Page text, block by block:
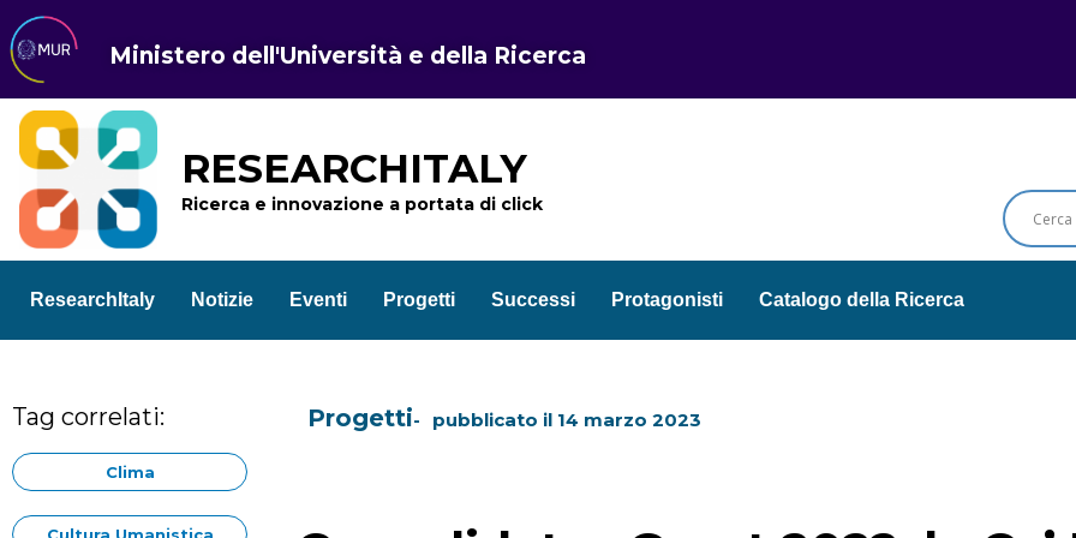
Ministero dell'Università e della Ricerca
RESEARCHITALY
Ricerca e innovazione a portata di click
ResearchItaly Notizie Eventi Progetti Successi Protagonisti Catalogo della Ricerca
Tag correlati:
Clima
Progetti pubblicato il 14 marzo 2023